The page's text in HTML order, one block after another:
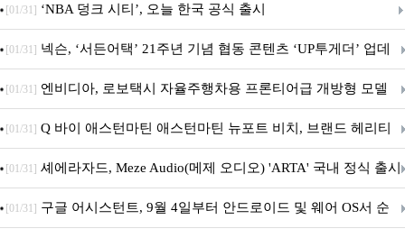
춘 초저전력 블루투스 LE SoC ‘BG2B’ 공개
[01/31] ‘NBA 덩크 시티’, 오늘 한국 공식 출시
[01/31] 넥슨, ‘서든어택’ 21주년 기념 협동 콘텐츠 ‘UP투게더’ 업데
이트
[01/31] 엔비디아, 로보택시 자율주행차용 프론티어급 개방형 모델
‘알파마요 2 슈퍼’ 상업적 이용 가능
[01/31] Q 바이 애스턴마틴 애스턴마틴 뉴포트 비치, 브랜드 헤리티
지 담은 ‘헤리티지 에디션 컬렉션’ 공개
[01/31] 셰에라자드, Meze Audio(메제 오디오) 'ARTA' 국내 정식 출시
[01/31] 구글 어시스턴트, 9월 4일부터 안드로이드 및 웨어 OS서 순